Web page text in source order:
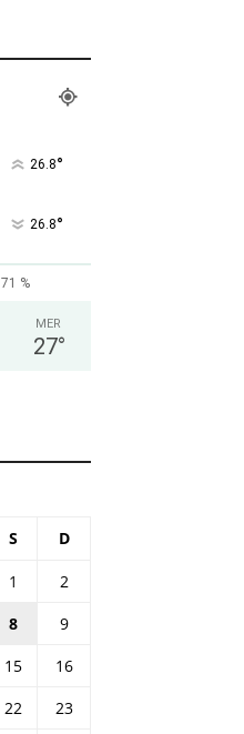
26.8°
26.8°
71 %
MER
27°
S D
1
2
8
9
15
16
22
23